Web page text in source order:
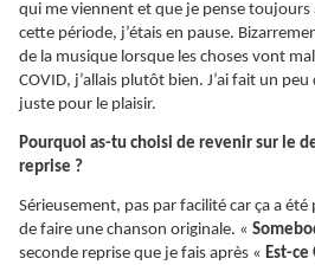
qui me viennent et que je pense toujours
cette période, j’étais en pause.
de la musique lorsque les choses vont
COVID, j’allais plutôt bien. J’ai fait un
juste pour le plaisir.
Pourquoi as-tu choisi de revenir sur le
reprise ?
Sérieusement, pas par facilité car ça a
de faire une chanson originale. «
seconde reprise que je fais après « Est-ce